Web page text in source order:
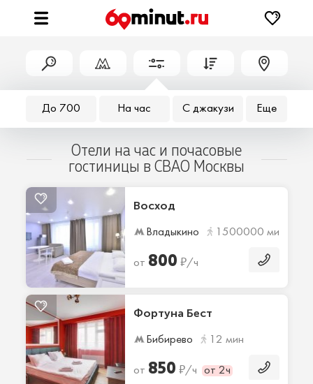
До 700 На час С джакузи Еще
Отели на час и почасовые
гостиницы в СВАО Москвы
Восход
Владыкино 1500000 мин
от 800 ₽/ч
Фортуна Бест
Бибирево 12 мин
от 850 ₽/ч от 2ч